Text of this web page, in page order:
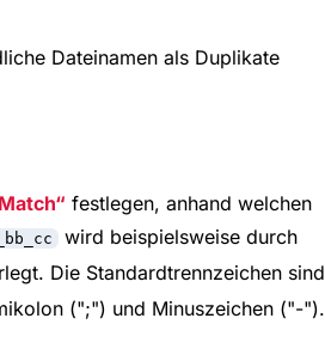
Dateinamen als Duplikate
festlegen, anhand welchen
wird beispielsweise durch
Die Standardtrennzeichen sind
(";") und Minuszeichen ("-").